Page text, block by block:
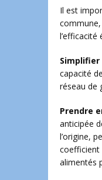
Il est
l’efficacité
capacité
réseau de
Prendre
anticipée
l’origine,
coefficient
alimentés